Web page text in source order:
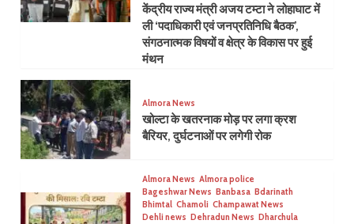
केंद्रीय राज्य मंत्री अजय टम्टा ने लोहाघाट में
ली ‘पदाधिकारी एवं जनप्रतिनिधि बैठक’,
संगठनात्मक विषयों व क्षेत्र के विकास पर हुई
मंथन
Almora News
खोल्टा के खतरनाक मोड़ पर लगा क्रश
बैरियर, दुर्घटनाओं पर लगेगी रोक
Almora News Almora police
Bageshwar News Banbasa Bdarinath
Bhimtal Chamoli Champawat News
Dehli news Dehradun News Dharchula